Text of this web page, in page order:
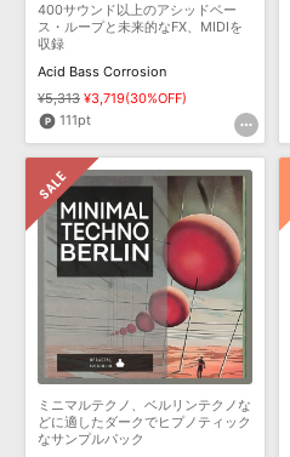
BGM »
APS
SLS
400サウンド以上のアシッドベー
ス・ループと未来的なFX、MIDIを
収録
Acid Bass Corrosion
¥5,313 ¥3,719(30%OFF)
111pt
ミニマルテクノ、ベルリンテクノな
どに適したダークでヒプノティック
なサンプルパック